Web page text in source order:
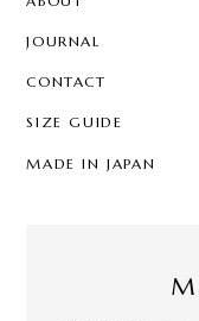
JOURNAL
CONTACT
SIZE GUIDE
MADE IN JAPAN